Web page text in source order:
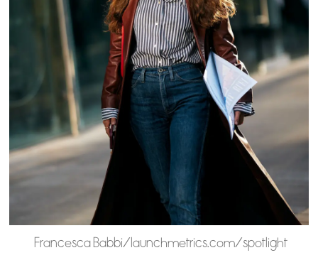
Francesca Babbi/launchmetrics.com/spotlight